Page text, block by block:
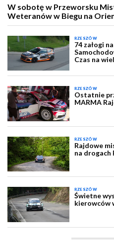
W sobotę w Przeworsku
Weteranów w Biegu na
RZESZÓW
74 załogi
Czas na
RZESZÓW
Ostatnie
MARMA
RZESZÓW
Rajdowe
na drogach
RZESZÓW
Świetne
kierowców